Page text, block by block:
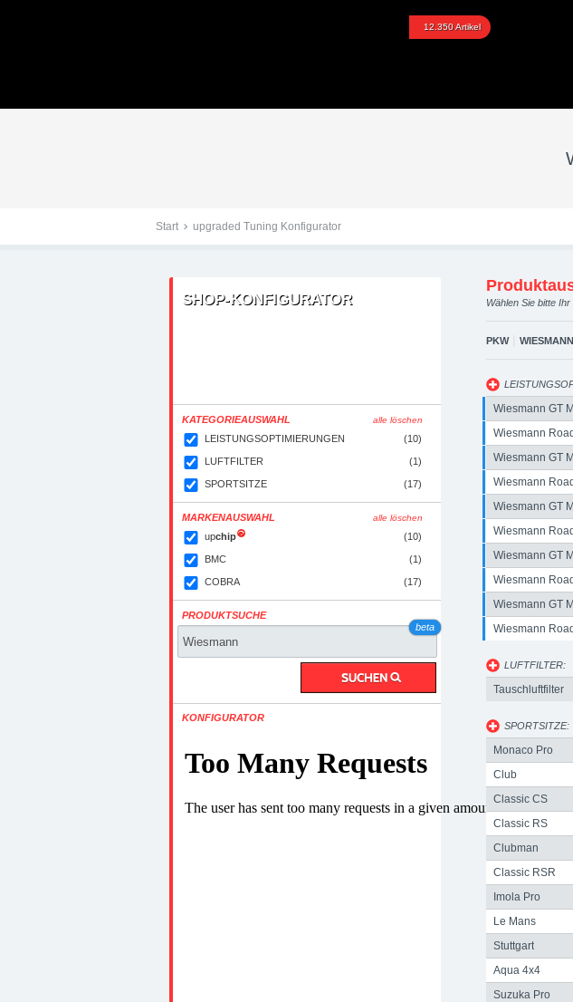
Tuningteile: Wiesmann
12.350 Artikel
Start upgraded Tuning Konfigurator
SHOP-KONFIGURATOR
KATEGORIEAUSWAHL alle löschen
LEISTUNGSOPTIMIERUNGEN (10)
LUFTFILTER (1)
SPORTSITZE (17)
MARKENAUSWAHL alle löschen
upchip (10)
BMC (1)
COBRA (17)
PRODUKTSUCHE
beta
KONFIGURATOR
Wählen Sie bitte
PKW| WIESMANN
Wiesmann GT
Wiesmann
Wiesmann GT
Wiesmann
Wiesmann GT
Wiesmann
Wiesmann GT
Wiesmann
Wiesmann GT
Wiesmann
LUFTFILTER:
Tauschluftfilter
SPORTSITZE:
Monaco Pro
Club
Classic CS
Classic RS
Clubman
Classic RSR
Imola Pro
Le Mans
Stuttgart
Aqua 4x4
Suzuka Pro